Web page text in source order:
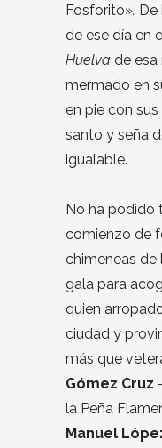
Fosforito». De
de ese día en
Huelva de esa
mermado en
en pie con
santo y seña
igualable.
No ha podido
comienzo de
chimeneas de
gala para
quien
ciudad y
más que
Gómez Cruz
la Peña
Manuel